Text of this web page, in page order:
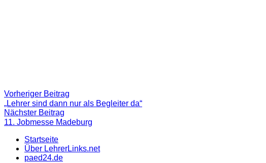
Beitragsnavigation
Vorheriger Beitrag
Beitrag:
„Lehrer sind dann nur als Begleiter da“
Nächster Beitrag
Beitrag
11. Jobmesse Madeburg
Startseite
Über LehrerLinks.net
paed24.de